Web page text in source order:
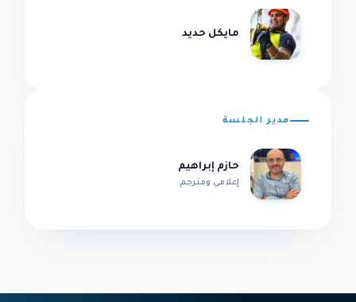
مايكل حديد
مدير الجلسة
حازم إبراهيم
إعلامي ومترجم